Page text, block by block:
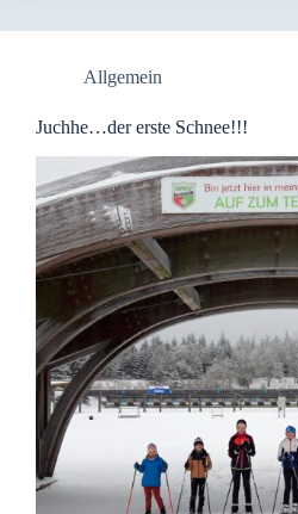
Allgemein
Juchhe…der erste Schnee!!!